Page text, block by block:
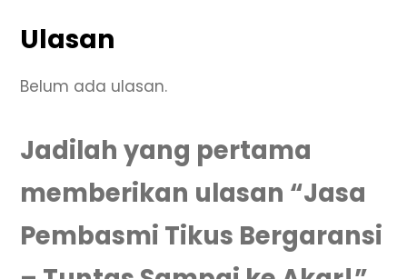
Ulasan
Belum ada ulasan.
Jadilah yang pertama
memberikan ulasan “Jasa
Pembasmi Tikus Bergaransi